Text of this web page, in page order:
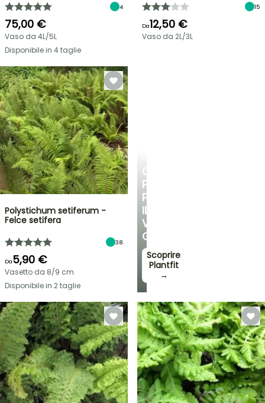
CONSIGLI
PERSONALIZZATI
PER
IL
VOSTRO
GIARDINO
Scoprire
Plantfit
→
4
75,00 €
Vaso da 4L/5L
Disponibile in 4 taglie
15
Da12,50 €
Vaso da 2L/3L
Polystichum setiferum -
Felce setifera
38
Da5,90 €
Vasetto da 8/9 cm
Disponibile in 2 taglie